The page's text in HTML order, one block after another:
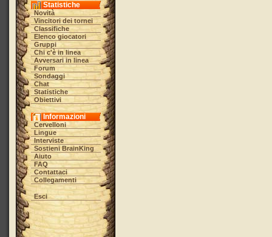
Statistiche
Novità
Vincitori dei tornei
Classifiche
Elenco giocatori
Gruppi
Chi c'è in linea
Avversari in linea
Forum
Sondaggi
Chat
Statistiche
Obiettivi
Informazioni
Cervelloni
Lingue
Interviste
Sostieni BrainKing
Aiuto
FAQ
Contattaci
Collegamenti
Esci